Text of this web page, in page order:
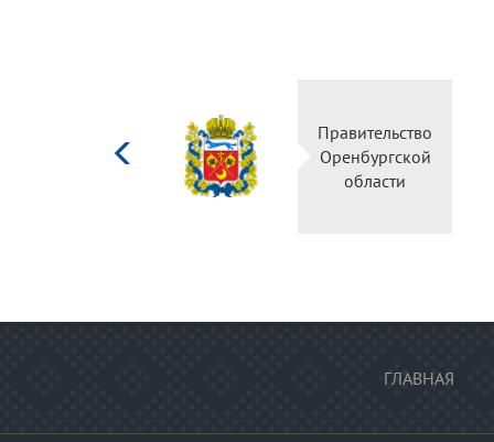
Министерство
культуры
Российской
федерации
ГЛАВНАЯ